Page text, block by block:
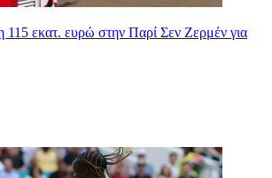
εκατ. ευρώ στην Παρί Σεν Ζερμέν για